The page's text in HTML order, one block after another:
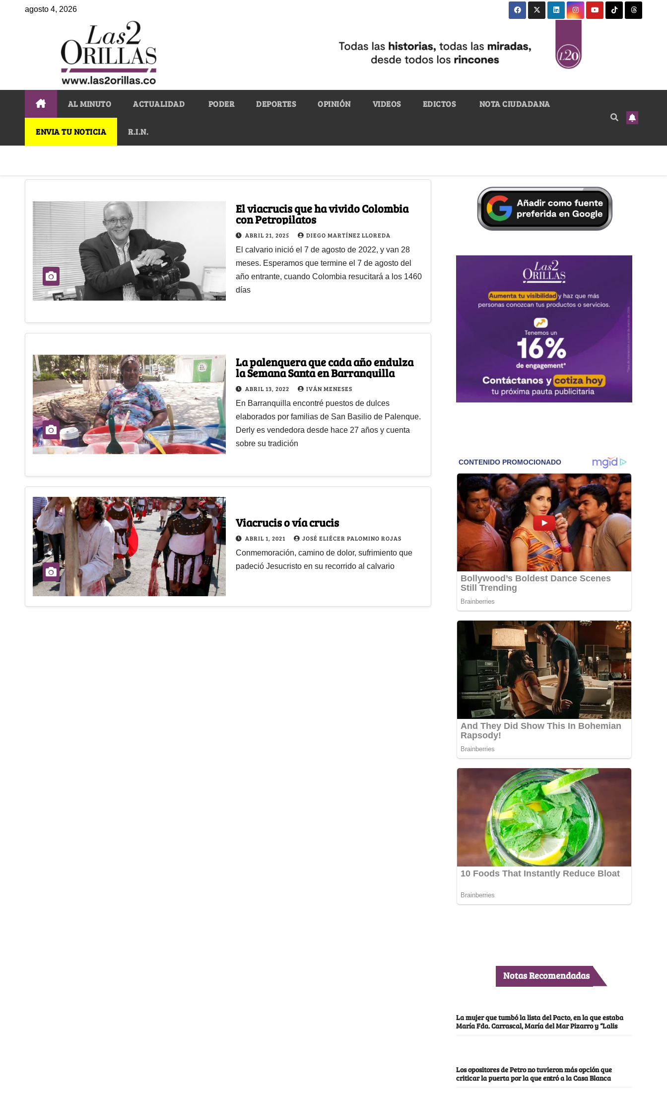
agosto 4, 2026
AL MINUTO ACTUALIDAD PODER DEPORTES OPINIÓN VIDEOS EDICTOS NOTA CIUDADANA
ENVIA TU NOTICIA R.I.N.
El viacrucis que ha vivido Colombia
con Petropilatos
ABRIL 21, 2025 DIEGO MARTÍNEZ LLOREDA
El calvario inició el 7 de agosto de 2022, y van 28
meses. Esperamos que termine el 7 de agosto del
año entrante, cuando Colombia resucitará a los 1460
días
La palenquera que cada año endulza
la Semana Santa en Barranquilla
ABRIL 13, 2022 IVÁN MENESES
En Barranquilla encontré puestos de dulces
elaborados por familias de San Basilio de Palenque.
Derly es vendedora desde hace 27 años y cuenta
sobre su tradición
Viacrucis o vía crucis
ABRIL 1, 2021 JOSÉ ELIÉCER PALOMINO ROJAS
Conmemoración, camino de dolor, sufrimiento que
padeció Jesucristo en su recorrido al calvario
Notas Recomendadas
La mujer que tumbó la lista del Pacto, en la que estaba
María Fda. Carrascal, María del Mar Pizarro y “Lalis
Los opositores de Petro no tuvieron más opción que
criticar la puerta por la que entró a la Casa Blanca